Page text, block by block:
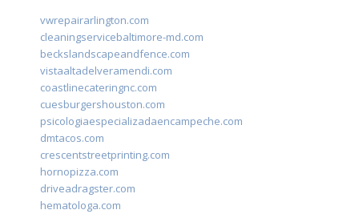
vwrepairarlington.com
cleaningservicebaltimore-md.com
beckslandscapeandfence.com
vistaaltadelveramendi.com
coastlinecateringnc.com
cuesburgershouston.com
psicologiaespecializadaencampeche.com
dmtacos.com
crescentstreetprinting.com
hornopizza.com
driveadragster.com
hematologa.com